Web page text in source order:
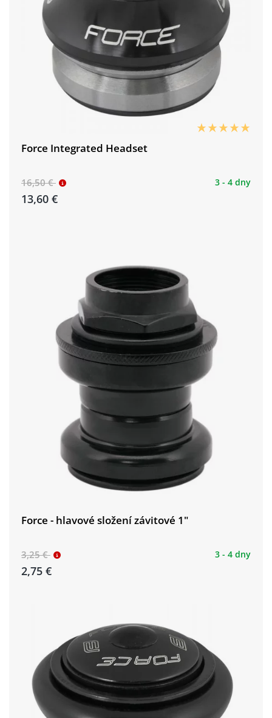
Force Integrated Headset
16,50 €
13,60 €
3 - 4 dny
Force - hlavové složení závitové 1"
3,25 €
2,75 €
3 - 4 dny